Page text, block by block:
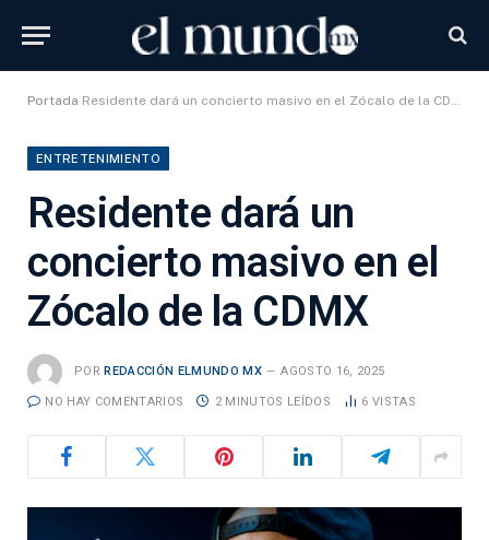
Portada Residente dará un concierto masivo en el Zócalo de la CDMX
ENTRETENIMIENTO
Residente dará un
concierto masivo en el
Zócalo de la CDMX
POR REDACCIÓN ELMUNDO MX AGOSTO 16, 2025
NO HAY COMENTARIOS 2 MINUTOS LEÍDOS 6 VISTAS